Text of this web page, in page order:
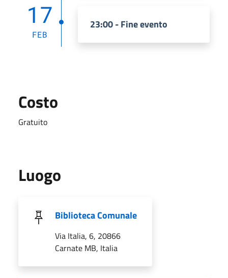
17
FEB
23:00 - Fine evento
Costo
Gratuito
Luogo
Biblioteca Comunale
Via Italia, 6, 20866
Carnate MB, Italia